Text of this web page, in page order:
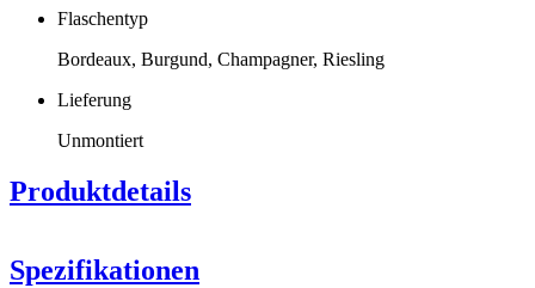
Flaschentyp
Bordeaux, Burgund, Champagner, Riesling
Lieferung
Unmontiert
Produktdetails
Spezifikationen